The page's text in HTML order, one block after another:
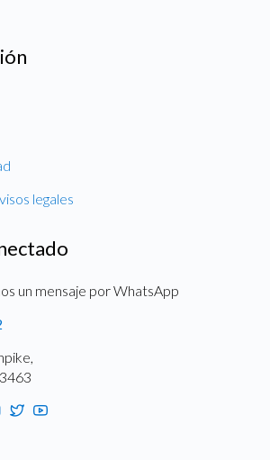
legales
un mensaje por WhatsApp